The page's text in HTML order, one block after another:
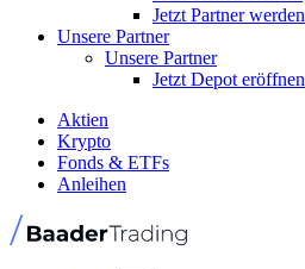
Jetzt Partner werden
Unsere Partner
Unsere Partner
Jetzt Depot eröffnen
Aktien
Krypto
Fonds & ETFs
Anleihen